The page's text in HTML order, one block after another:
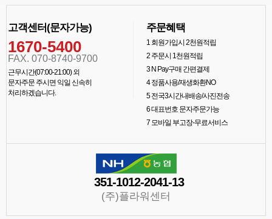
고객센터(문자가능)
1670-5400
FAX. 070-8740-9700
근무시간(07:00-21:00) 외
문자주문 주시면 익일 신속히
처리하겠습니다.
주문혜택
1회원가입시 2천원적립
2주문시 1천원적립
3N Pay구매 간편결제
4정품사용/재생화환NO
5전국3시간내배송/사진전송
6대표번호 문자주문가능
7모바일 부고장-무료서비스
351-1012-2041-13
(주)플라워센터